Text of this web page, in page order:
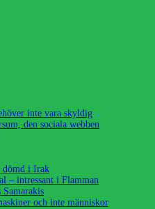
inte vara skyldig
den sociala webben
dömd i Irak
– intressant i Flamman
och inte människor